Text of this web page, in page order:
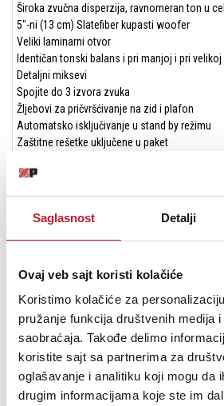
Saglasnost Detalji
Ovaj veb sajt koristi kolačiće
Koristimo kolačiće za
pružanje funkcija društvenih medija
saobraćaja. Takođe delimo
koristite sajt sa partnerima za
oglašavanje i analitiku koji mogu da
drugim informacijama koje ste im
Široka zvučna disperzija, ravnomeran ton u
5"-ni (13 cm) Slatefiber kupasti woofer
Veliki laminarni otvor
Identičan tonski balans i pri manjoj i pri
Detaljni miksevi
Spojite do 3 izvora zvuka
Žljebovi za pričvršćivanje na zid i plafon
Automatsko isključivanje u stand by režimu
Zaštitne rešetke uključene u paket
Frekvencijski odziv (+/-3 dB): 45Hz - 22kHz
Ulazni konektori
TRS: simetrični 10kΩ
XLR: simetrični 10kΩ
RCA: asimetrični 10kΩ sa kompenzovanom
Pojačalo srednje i niske frekvencije: 35W